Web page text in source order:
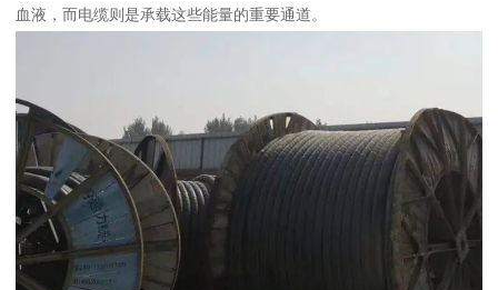
血液，而电缆则是承载这些能量的重要通道。